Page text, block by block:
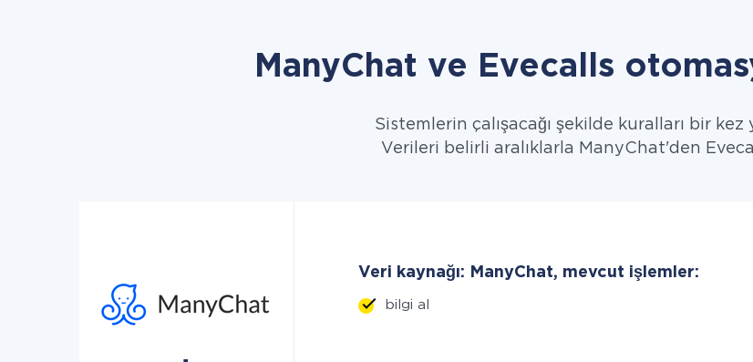
ManyChat ve Evecalls
Sistemlerin çalışacağı şekilde kuralları bir kez
Verileri belirli aralıklarla ManyChat'den
Veri kaynağı: ManyChat, mevcut işlemler:
bilgi al